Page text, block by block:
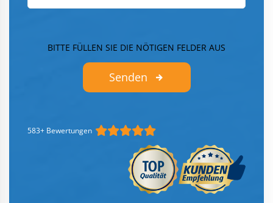
Senden
BITTE FÜLLEN SIE DIE NÖTIGEN FELDER AUS
583+ Bewertungen